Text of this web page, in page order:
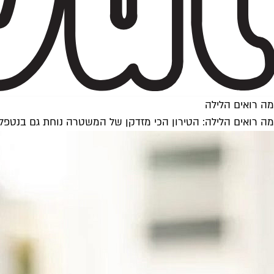
מה רואים הלילה
מה רואים הלילה: הטירון הכי מזדקן של המשטרה נוחת גם